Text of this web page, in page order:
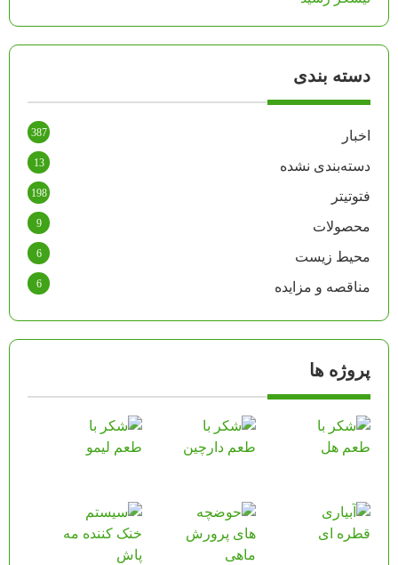
دسته بندی
اخبار 387
دسته‌بندی نشده 13
فتوتیتر 198
محصولات 9
محیط زیست 6
مناقصه و مزایده 6
پروژه ها